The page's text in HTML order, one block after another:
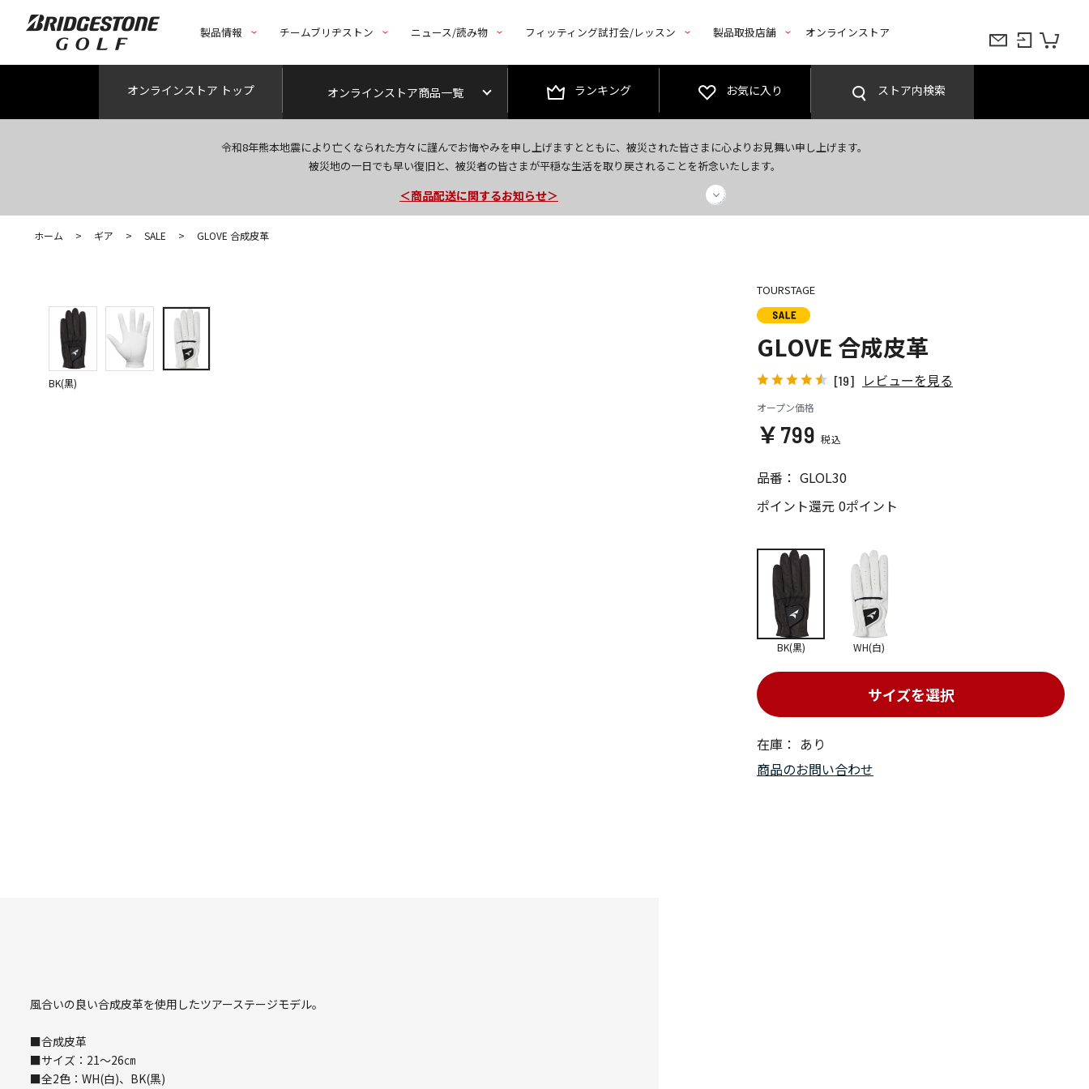
製品情報 チームブリヂストン ニュース/読み物 フィッティング試打会/レッスン 製品取扱店舗 オンラインストア
オンラインストア トップ オンラインストア商品一覧 ランキング お気に入り ストア内検索
令和8年熊本地震により亡くなられた方々に謹んでお悔やみを申し上げますとともに、被災された皆さまに心よりお見舞い申し上げます。
被災地の一日でも早い復旧と、被災者の皆さまが平穏な生活を取り戻されることを祈念いたします。
今なら新規会員登録で1,000円OFFクーポンプレゼント！
＜夏季休暇中のご注文・発送・お問い合わせ＞
ホーム > ギア > SALE > GLOVE 合成皮革
BK(黒)
TOURSTAGE
GLOVE 合成皮革
[19] レビューを見る
オープン価格
￥799
品番： GLOL30
ポイント還元 0ポイント
在庫： あり
サイズを選択
BK(黒) WH(白)
商品のお問い合わせ
風合いの良い合成皮革を使用したツアーステージモデル。
■合成皮革
■サイズ：21～26㎝
■全2色：WH(白)、BK(黒)